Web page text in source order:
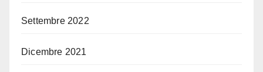
Settembre 2022
Dicembre 2021